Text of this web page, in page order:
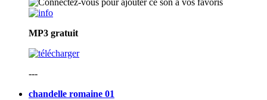
MP3 gratuit
---
chandelle romaine 01